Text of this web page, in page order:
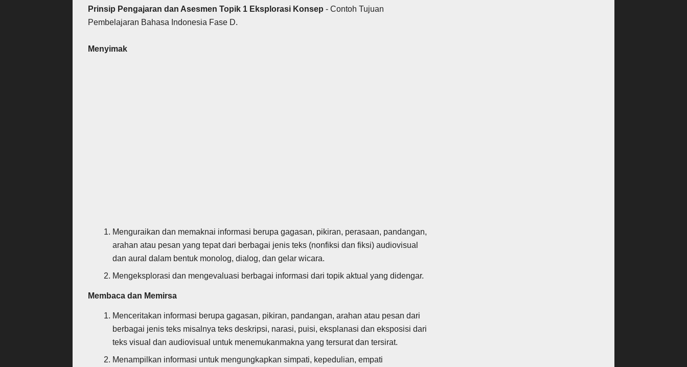
Prinsip Pengajaran dan Asesmen Topik 1 Eksplorasi Konsep - Contoh Tujuan
Pembelajaran Bahasa Indonesia Fase D.
Menyimak
Menguraikan dan memaknai informasi berupa gagasan, pikiran, perasaan, pandangan,
arahan atau pesan yang tepat dari berbagai jenis teks (nonfiksi dan fiksi) audiovisual
dan aural dalam bentuk monolog, dialog, dan gelar wicara.
Mengeksplorasi dan mengevaluasi berbagai informasi dari topik aktual yang didengar.
Membaca dan Memirsa
Menceritakan informasi berupa gagasan, pikiran, pandangan, arahan atau pesan dari
berbagai jenis teks misalnya teks deskripsi, narasi, puisi, eksplanasi dan eksposisi dari
teks visual dan audiovisual untuk menemukanmakna yang tersurat dan tersirat.
Menampilkan informasi untuk mengungkapkan simpati, kepedulian, empati